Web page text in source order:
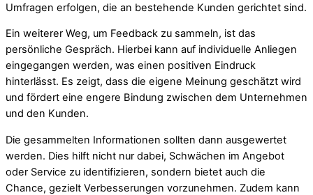
Umfragen erfolgen, die an bestehende Kunden gerichtet sind.
Ein weiterer Weg, um Feedback zu sammeln, ist das
persönliche Gespräch. Hierbei kann auf individuelle Anliegen
eingegangen werden, was einen positiven Eindruck
hinterlässt. Es zeigt, dass die eigene Meinung geschätzt wird
und fördert eine engere Bindung zwischen dem Unternehmen
und den Kunden.
Die gesammelten Informationen sollten dann ausgewertet
werden. Dies hilft nicht nur dabei, Schwächen im Angebot
oder Service zu identifizieren, sondern bietet auch die
Chance, gezielt Verbesserungen vorzunehmen. Zudem kann